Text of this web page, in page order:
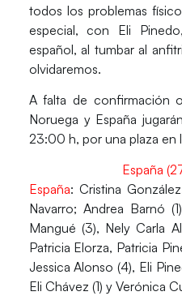
todos los problemas
especial, con Eli
español, al tumbar al
olvidaremos.
A falta de confirmación
Noruega y España
23:00 h, por una plaza en
España
España: Cristina
Navarro; Andrea Barnó
Mangué (3), Nely Carla
Patricia Elorza, Patricia
Jessica Alonso (4), Eli
Eli Chávez (1) y Verónica